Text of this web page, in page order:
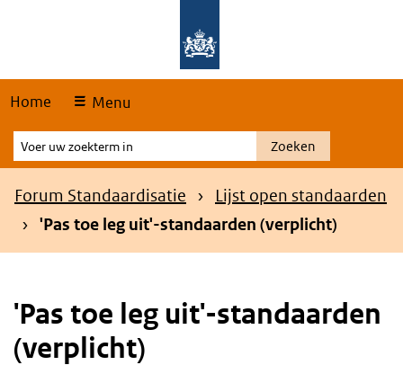
Home Menu
Voer
uw
zoekterm
Zoeken
Kruimelpad
Forum Standaardisatie
Lijst open standaarden
'Pas toe leg uit'-standaarden (verplicht)
'Pas toe leg uit'-standaarden
(verplicht)